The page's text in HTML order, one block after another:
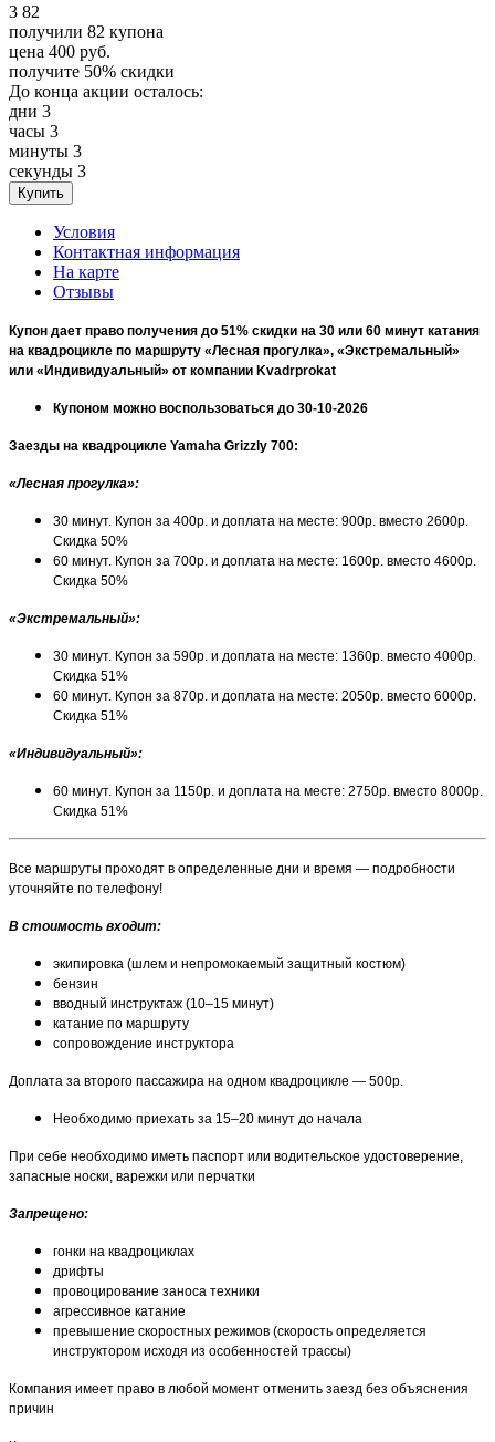
3 82
получили 82 купона
цена 400 руб.
получите 50% скидки
До конца акции осталось:
дни 3
часы 3
минуты 3
секунды 3
Условия
Контактная информация
На карте
Отзывы
Купон дает право получения до 51% скидки на 30 или 60 минут катания
на квадроцикле по маршруту «Лесная прогулка», «Экстремальный»
или «Индивидуальный» от компании Kvadrprokat
Купоном можно воспользоваться до 30-10-2026
Заезды на квадроцикле Yamaha Grizzly 700:
«Лесная прогулка»:
30 минут. Купон за 400р. и доплата на месте: 900р. вместо 2600р.
Скидка 50%
60 минут. Купон за 700р. и доплата на месте: 1600р. вместо 4600р.
Скидка 50%
«Экстремальный»:
30 минут. Купон за 590р. и доплата на месте: 1360р. вместо 4000р.
Скидка 51%
60 минут. Купон за 870р. и доплата на месте: 2050р. вместо 6000р.
Скидка 51%
«Индивидуальный»:
60 минут. Купон за 1150р. и доплата на месте: 2750р. вместо 8000р.
Скидка 51%
Все маршруты проходят в определенные дни и время — подробности
уточняйте по телефону!
В стоимость входит:
экипировка (шлем и непромокаемый защитный костюм)
бензин
вводный инструктаж (10–15 минут)
катание по маршруту
сопровождение инструктора
Доплата за второго пассажира на одном квадроцикле — 500р.
Необходимо приехать за 15–20 минут до начала
При себе необходимо иметь паспорт или водительское удостоверение,
запасные носки, варежки или перчатки
Запрещено:
гонки на квадроциклах
дрифты
провоцирование заноса техники
агрессивное катание
превышение скоростных режимов (скорость определяется
инструктором исходя из особенностей трассы)
Компания имеет право в любой момент отменить заезд без объяснения
причин